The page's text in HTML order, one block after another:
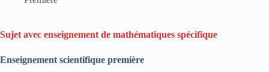
Sujet avec enseignement de mathématiques spécifique
Enseignement scientifique première